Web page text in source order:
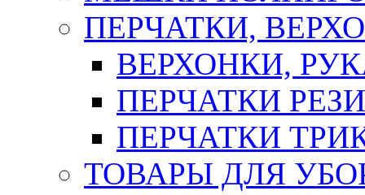
ПЕРЧАТКИ,
ВЕРХОНКИ,
ПЕРЧАТКИ
ПЕРЧАТКИ
ТОВАРЫ ДЛЯ